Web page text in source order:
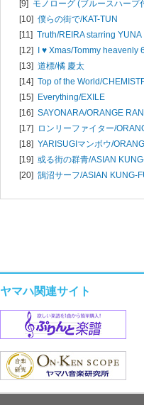
[9] モノローグ (ブルースハープ
[10] 僕らの街で/KAT-TUN
[11] Truth/REIRA starring YUNA
[12] I ♥ Xmas/Tommy heavenly 6
[13] 道標/橘 慶太
[14] Top of the World/
[15] Everything/EXILE
[16] SAYONARA/ORANGE
[17] ロンリーファイター/
[18] YARISUGIマンボウ/
[19] 或る街の群青/ASIAN
[20] 鵠沼サーフ/ASIAN KUNG-
ヤマハ関連サイト